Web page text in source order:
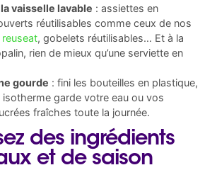
vaisselle lavable : assiettes en
réutilisables comme ceux de nos
reuseat, gobelets réutilisables… Et à la
rien de mieux qu’une serviette en
gourde : fini les bouteilles en plastique,
isotherme garde votre eau ou vos
fraîches toute la journée.
des ingrédients
et de saison